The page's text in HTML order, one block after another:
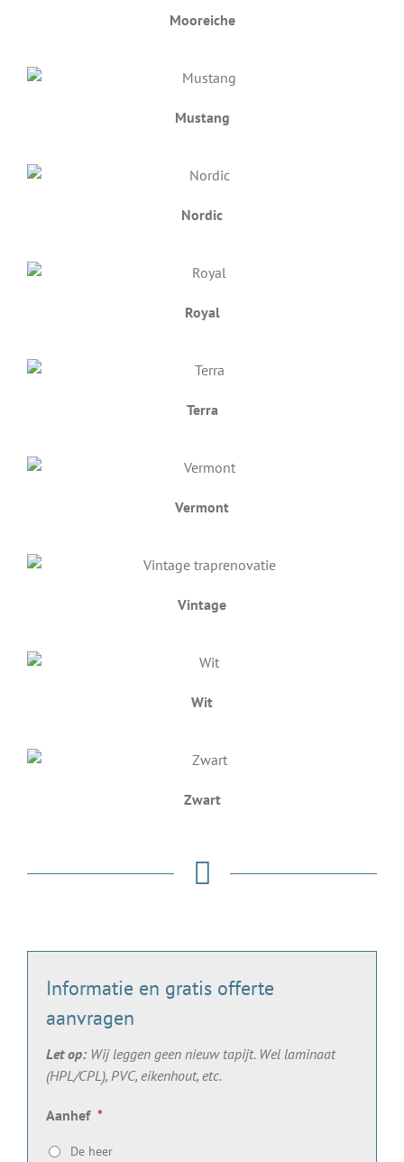
Mooreiche
Mustang
Nordic
Royal
Terra
Vermont
Vintage
Wit
Zwart
Informatie en gratis offerte
aanvragen
Let op:Wij leggen geen nieuw tapijt. Wel laminaat
(HPL/CPL), PVC, eikenhout, etc.
Aanhef *
De heer